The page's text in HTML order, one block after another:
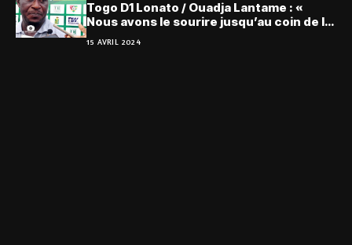
Togo D1 Lonato / Ouadja Lantame : «
Nous avons le sourire jusqu’au coin de la
tête… »
15 AVRIL 2024